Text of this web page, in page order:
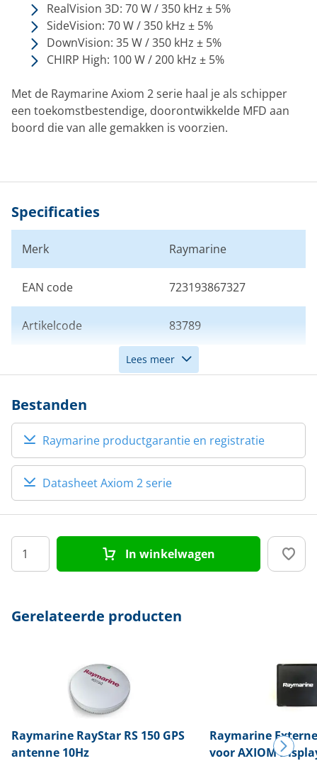
RealVision 3D: 70 W / 350 kHz ± 5%
SideVision: 70 W / 350 kHz ± 5%
DownVision: 35 W / 350 kHz ± 5%
CHIRP High: 100 W / 200 kHz ± 5%
Met de Raymarine Axiom 2 serie haal je als schipper
een toekomstbestendige, doorontwikkelde MFD aan
boord die van alle gemakken is voorzien.
Specificaties
Merk Raymarine
EAN code 723193867327
Artikelcode 83789
Schermgrootte (inch) 7
Lees meer
Bestanden
Raymarine productgarantie en registratie
Datasheet Axiom 2 serie
In winkelwagen
Gerelateerde producten
Raymarine RayStar RS 150 GPS
antenne 10Hz
Raymarine
voor AXIOM